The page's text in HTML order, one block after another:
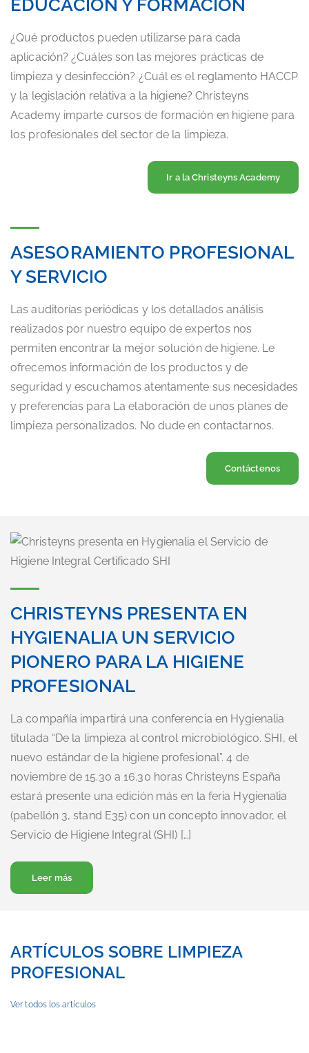
EDUCACIÓN Y FORMACIÓN
¿Qué productos pueden utilizarse para cada
aplicación? ¿Cuáles son las mejores prácticas de
limpieza y desinfección? ¿Cuál es el reglamento HACCP
y la legislación relativa a la higiene? Christeyns
Academy imparte cursos de formación en higiene para
los profesionales del sector de la limpieza.
Ir a la Christeyns Academy
ASESORAMIENTO PROFESIONAL
Y SERVICIO
Las auditorías periódicas y los detallados análisis
realizados por nuestro equipo de expertos nos
permiten encontrar la mejor solución de higiene. Le
ofrecemos información de los productos y de
seguridad y escuchamos atentamente sus necesidades
y preferencias para La elaboración de unos planes de
limpieza personalizados. No dude en contactarnos.
Contáctenos
CHRISTEYNS PRESENTA EN
HYGIENALIA UN SERVICIO
PIONERO PARA LA HIGIENE
PROFESIONAL
La compañía impartirá una conferencia en Hygienalia
titulada “De la limpieza al control microbiológico. SHI, el
nuevo estándar de la higiene profesional”. 4 de
noviembre de 15.30 a 16.30 horas Christeyns España
estará presente una edición más en la feria Hygienalia
(pabellón 3, stand E35) con un concepto innovador, el
Servicio de Higiene Integral (SHI) […]
Leer másAcerca de Christeyns presenta en Hygienalia un
ARTÍCULOS SOBRE LIMPIEZA
PROFESIONAL
Ver todos los artículos